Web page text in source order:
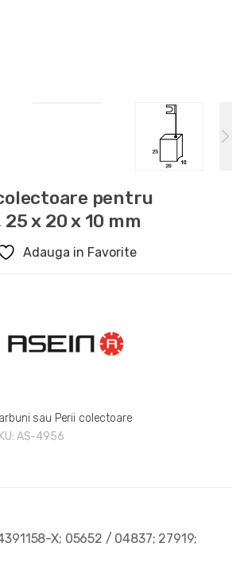
pentru
x 20 x 10 mm
Adauga in Favorite
sau Perii colectoare
AS-4956
X; 05652 / 04837; 27919;